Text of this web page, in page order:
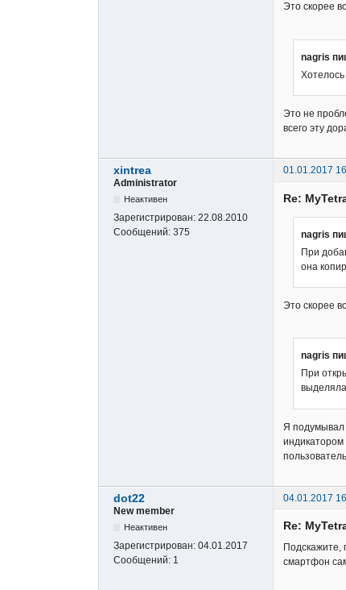
Это скорее
nagris
Хотелось
Это не
всего эту
xintrea
01.01.2017
Administrator
Неактивен
Зарегистрирован: 22.08.2010
Сообщений: 375
Re:
nagris
При
она
Это скорее
nagris
При
Я подумывал
индикатором
dot22
04.01.2017
New member
Неактивен
Зарегистрирован: 04.01.2017
Сообщений: 1
Re:
Подскажите,
смартфон